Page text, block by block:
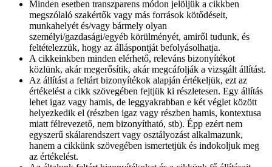
Minden esetben transzparens módon jelöljük a cikkben
megszólaló szakértők vagy más források kötődéseit,
munkahelyét és/vagy bármely olyan
személyi/gazdasági/egyéb körülményét, amiről tudunk, és
feltételezzük, hogy az álláspontját befolyásolhatja.
A cikkeinkben minden elérhető, releváns bizonyítékot
közlünk, akár megerősítik, akár megcáfolják a vizsgált állítást.
Az állítást a feltárt bizonyítékok alapján értékeljük, ezt az
értékelést a cikk szövegében fejtjük ki részletesen. Egy állítás
lehet igaz vagy hamis, de leggyakrabban e két véglet között
helyezkedik el (részben igaz vagy részben hamis, kontextusa
miatt félrevezető, nem bizonyítható, stb). Épp ezért nem
egyszerű skálarendszert vagy osztályozást alkalmazunk,
hanem a cikkünk szövegében ismertetjük és indokoljuk meg
az értékelést.